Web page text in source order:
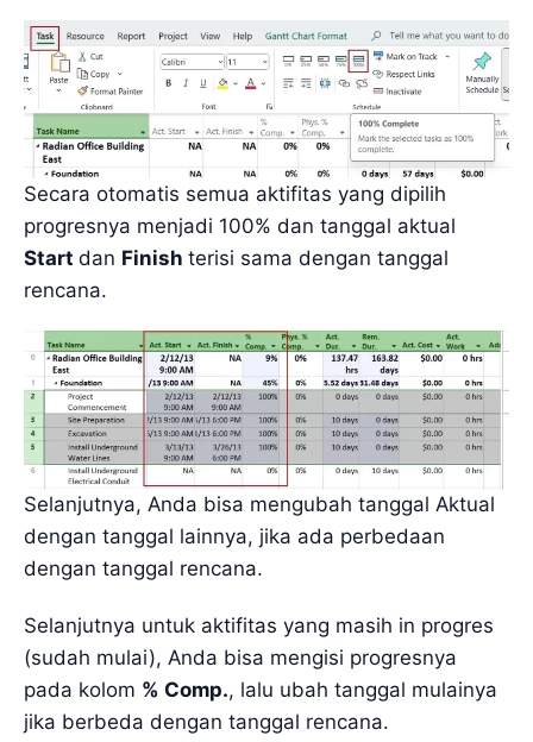
Secara otomatis semua aktifitas yang dipilih
progresnya menjadi 100% dan tanggal aktual
Start dan Finish terisi sama dengan tanggal
rencana.
Selanjutnya, Anda bisa mengubah tanggal Aktual
dengan tanggal lainnya, jika ada perbedaan
dengan tanggal rencana.
Selanjutnya untuk aktifitas yang masih in progres
(sudah mulai), Anda bisa mengisi progresnya
pada kolom % Comp., lalu ubah tanggal mulainya
jika berbeda dengan tanggal rencana.